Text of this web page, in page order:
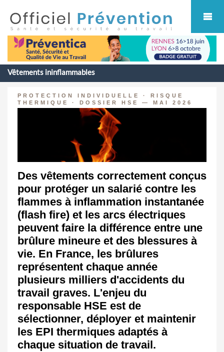
Vêtements ininflammables
PROTECTION INDIVIDUELLE · RISQUE
THERMIQUE · DOSSIER HSE — MAI 2026
Des vêtements correctement conçus
pour protéger un salarié contre les
flammes à inflammation instantanée
(flash fire) et les arcs électriques
peuvent faire la différence entre une
brûlure mineure et des blessures à
vie. En France, les brûlures
représentent chaque année
plusieurs milliers d'accidents du
travail graves. L'enjeu du
responsable HSE est de
sélectionner, déployer et maintenir
les EPI thermiques adaptés à
chaque situation de travail.